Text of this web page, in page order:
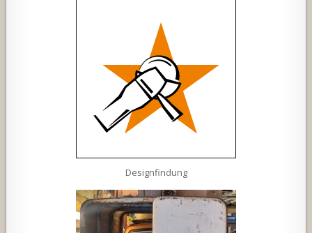
Designfindung